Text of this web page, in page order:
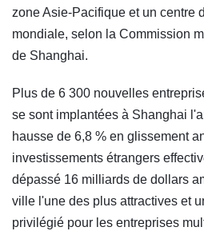
zone Asie-Pacifique et un centre
mondiale, selon la Commission
de Shanghai.
Plus de 6 300 nouvelles
se sont implantées à Shanghai
hausse de 6,8 % en glissement
investissements étrangers
dépassé 16 milliards de dollars
ville l'une des plus attractives et
privilégié pour les entreprises